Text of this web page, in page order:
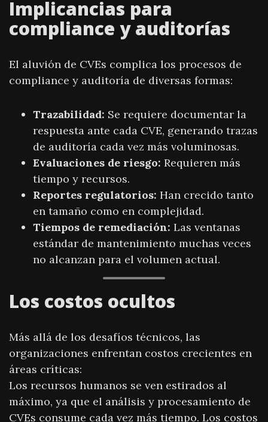
Implicancias para
compliance y auditorías
El aluvión de CVEs complica los procesos de
compliance y auditoría de diversas formas:
Trazabilidad: Se requiere documentar la
respuesta ante cada CVE, generando trazas
de auditoría cada vez más voluminosas.
Evaluaciones de riesgo: Requieren más
tiempo y recursos.
Reportes regulatorios: Han crecido tanto
en tamaño como en complejidad.
Tiempos de remediación: Las ventanas
estándar de mantenimiento muchas veces
no alcanzan para el volumen actual.
Los costos ocultos
Más allá de los desafíos técnicos, las
organizaciones enfrentan costos crecientes en
áreas críticas:
Los recursos humanos se ven estirados al
máximo, ya que el análisis y procesamiento de
CVEs consume cada vez más tiempo. Los costos